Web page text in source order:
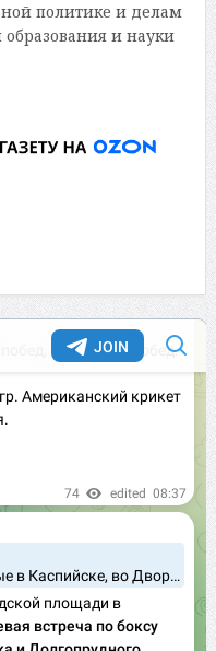
политике и делам
и науки